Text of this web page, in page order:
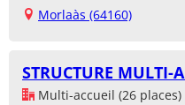
Morlaàs (64160)
STRUCTURE MULTI-
Multi-accueil (26 places)